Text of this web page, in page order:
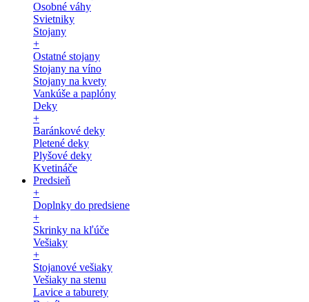
Osobné váhy
Svietniky
Stojany
+
Ostatné stojany
Stojany na víno
Stojany na kvety
Vankúše a paplóny
Deky
+
Baránkové deky
Pletené deky
Plyšové deky
Kvetináče
Predsieň
+
Doplnky do predsiene
+
Skrinky na kľúče
Vešiaky
+
Stojanové vešiaky
Vešiaky na stenu
Lavice a taburety